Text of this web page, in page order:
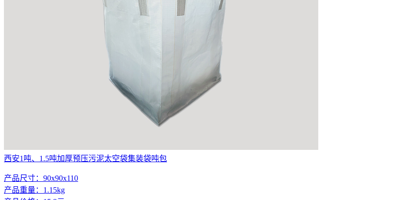
西安1吨、1.5吨加厚预压污泥太空袋集装袋吨包
产品尺寸：90x90x110
产品重量：1.15kg